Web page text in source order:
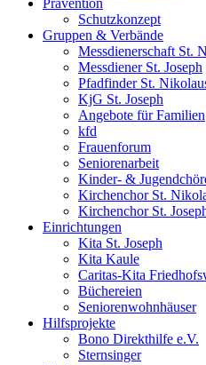
Prävention
Schutzkonzept
Gruppen & Verbände
Messdienerschaft St.
Messdiener St. Joseph
Pfadfinder St.
KjG St. Joseph
Angebote für Familien
kfd
Frauenforum
Seniorenarbeit
Kinder- &
Kirchenchor St.
Kirchenchor St.
Einrichtungen
Kita St. Joseph
Kita Kaule
Caritas-Kita
Büchereien
Seniorenwohnhäuser
Hilfsprojekte
Bono Direkthilfe e.V.
Sternsinger